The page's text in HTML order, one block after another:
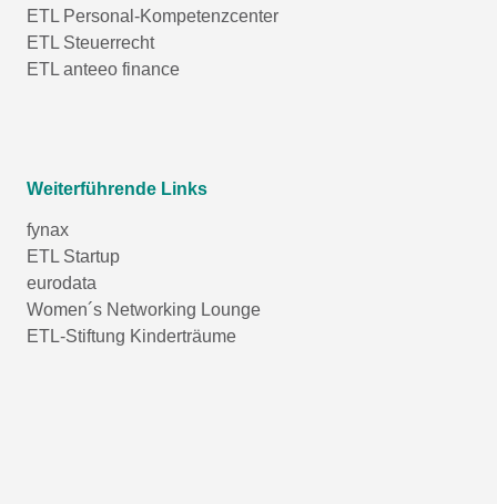
ETL Personal-Kompetenzcenter
ETL Steuerrecht
ETL anteeo finance
Weiterführende Links
fynax
ETL Startup
eurodata
Women´s Networking Lounge
ETL-Stiftung Kinderträume